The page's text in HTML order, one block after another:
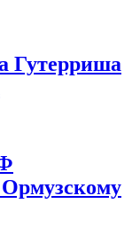
Гутерриша